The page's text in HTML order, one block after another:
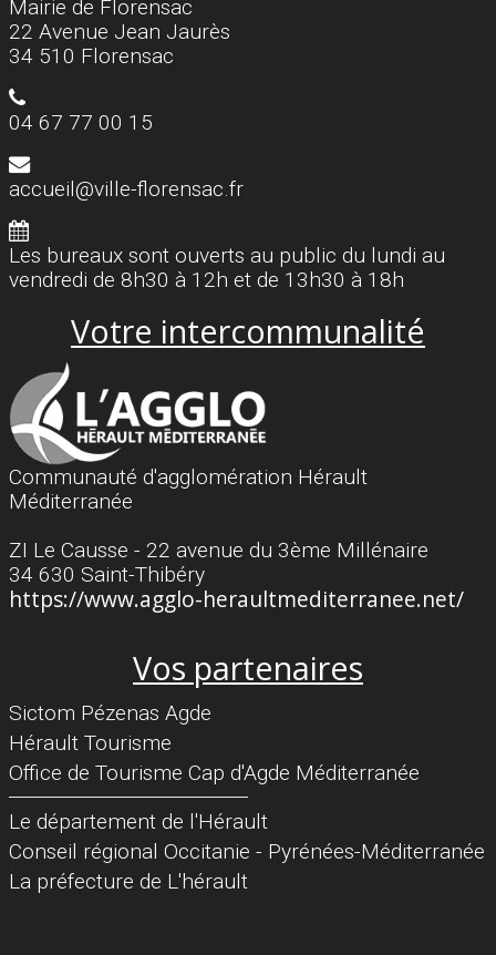
Mairie de Florensac
22 Avenue Jean Jaurès
34 510 Florensac
04 67 77 00 15
accueil@ville-florensac.fr
Les bureaux sont ouverts au public du lundi au
vendredi de 8h30 à 12h et de 13h30 à 18h
Votre intercommunalité
Communauté d'agglomération Hérault
Méditerranée
ZI Le Causse - 22 avenue du 3ème Millénaire
34 630 Saint-Thibéry
https://www.agglo-heraultmediterranee.net/
Vos partenaires
Sictom Pézenas Agde
Hérault Tourisme
Office de Tourisme Cap d'Agde Méditerranée
Séparateur
Le département de l'Hérault
Conseil régional Occitanie - Pyrénées-Méditerranée
La préfecture de L'hérault